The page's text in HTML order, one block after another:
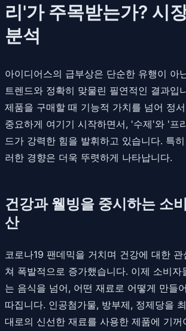
리'가 주목받는가? 시
분석
아이디어스의 급부상은 단순한 유행이 아
트렌드와 정확히 맞물린 필연적인 결과입
제품을 구매할 때 기능적 가치를 넘어 정
중요하게 여기기 시작하면서, '수제'와 '프
드가 강력한 힘을 발휘하고 있습니다. 특
러한 경향은 더욱 뚜렷하게 나타납니다.
건강과 웰빙을 중시하는 소
산
코로나19 팬데믹을 거치며 건강에 대한
쳐 폭발적으로 증가했습니다. 이제 소비자
는 음식을 넘어, 어떤 재료로 어떻게 만들
따집니다. 인공첨가물, 방부제, 정제당을
대로의 신선한 재료를 사용한 제품에 기꺼